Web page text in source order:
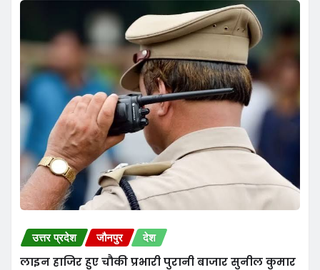
उत्तर प्रदेश जौनपुर देश
लाइन हाजिर हुए चौकी प्रभारी पुरानी बाजार सुनील कुमार